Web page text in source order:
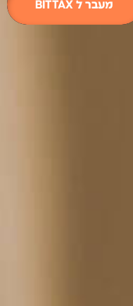
מעבר ל BITTAX